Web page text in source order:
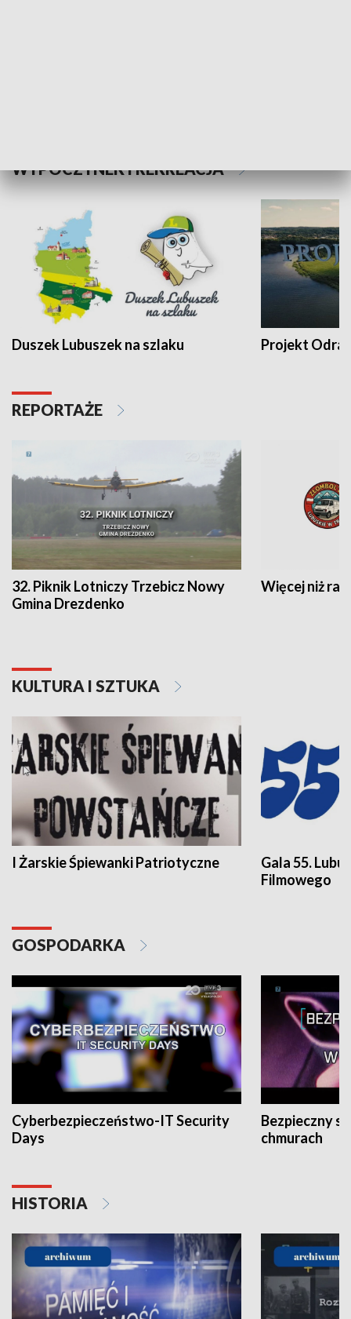
WYPOCZYNEK I REKREACJA
Duszek Lubuszek na szlaku Projekt Odra
REPORTAŻE
32. Piknik Lotniczy Trzebicz Nowy
Gmina Drezdenko
Więcej niż rajd
KULTURA I SZTUKA
I Żarskie Śpiewanki Patriotyczne
Gala 55.
Filmowego
GOSPODARKA
Cyberbezpieczeństwo-IT Security
Days
Bezpieczny
chmurach
HISTORIA